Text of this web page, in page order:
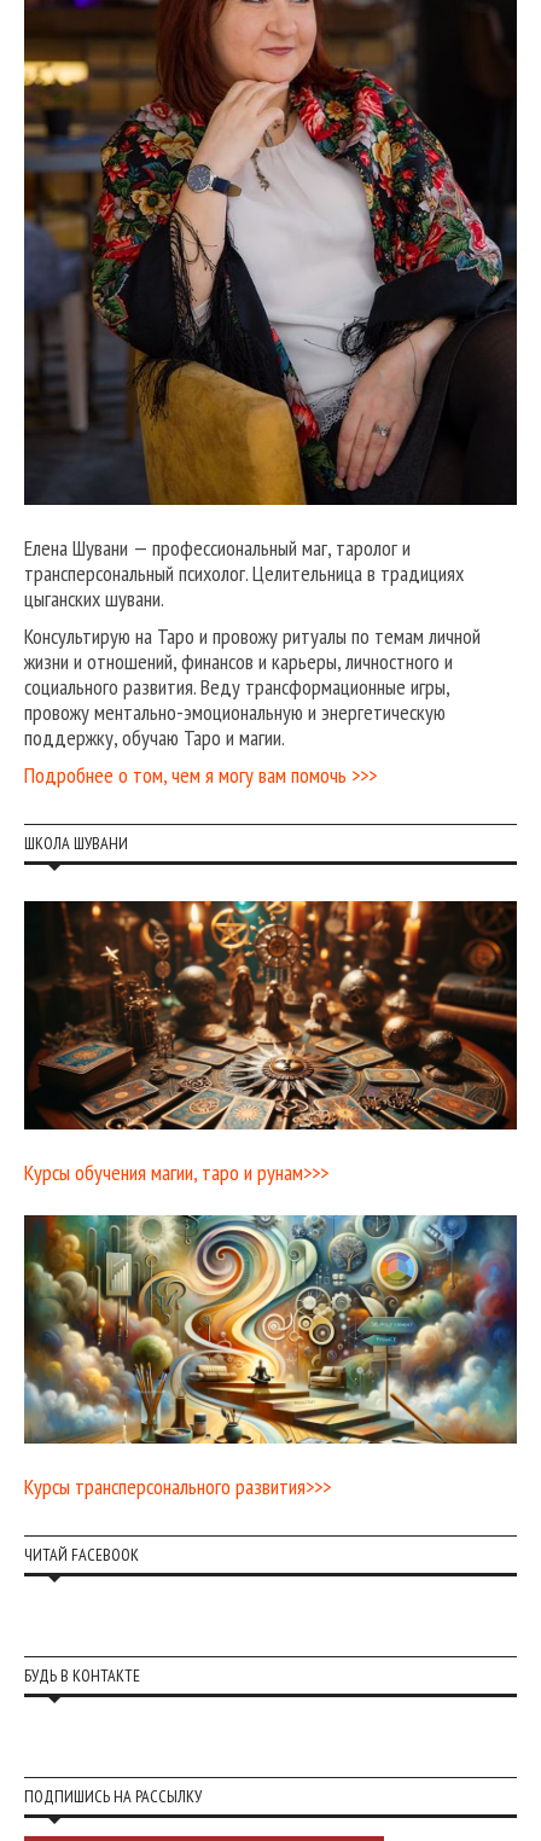
Елена Шувани — профессиональный маг, таролог и
трансперсональный психолог. Целительница в традициях
цыганских шувани.
Консультирую на Таро и провожу ритуалы по темам личной
жизни и отношений, финансов и карьеры, личностного и
социального развития. Веду трансформационные игры,
провожу ментально-эмоциональную и энергетическую
поддержку, обучаю Таро и магии.
Подробнее о том, чем я могу вам помочь >>>
ШКОЛА ШУВАНИ
Курсы обучения магии, таро и рунам>>>
Курсы трансперсонального развития>>>
ЧИТАЙ FACEBOOK
БУДЬ В КОНТАКТЕ
ПОДПИШИСЬ НА РАССЫЛКУ